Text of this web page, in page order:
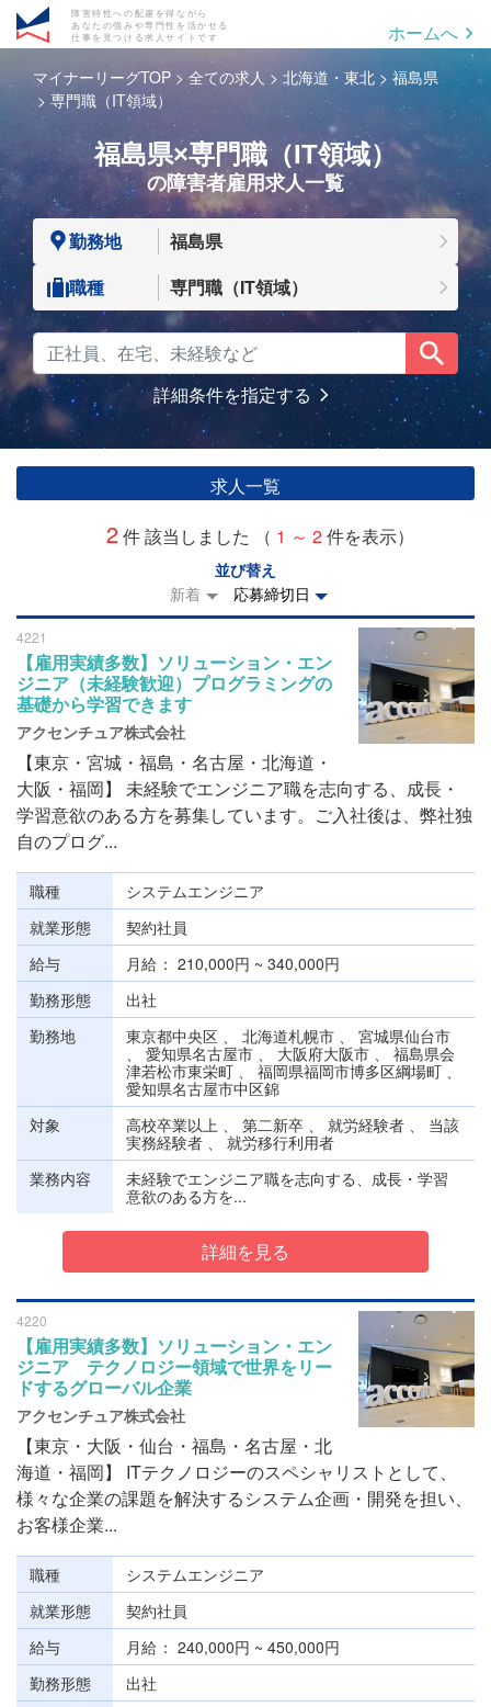
障害特性への配慮を得ながら
あなたの強みや専門性を活かせる
仕事を見つける求人サイトです
ホームへ
マイナーリーグTOP 全ての求人 北海道・東北
福島県
専門職（IT領域）
福島県×専門職（IT領域）
の障害者雇用求人一覧
勤務地
福島県
職種
専門職（IT領域）
詳細条件を指定する
求人一覧
2件 該当しました （ 1 ～ 2件を表示）
並び替え
新着
応募締切日
4221
【雇用実績多数】ソリューション・エン
ジニア（未経験歓迎）プログラミングの
基礎から学習できます
アクセンチュア株式会社
【東京・宮城・福島・名古屋・北海道・
大阪・福岡】 未経験でエンジニア職を志向する、成長・
学習意欲のある方を募集しています。ご入社後は、弊社独
自のプログ...
職種
システムエンジニア
就業形態
契約社員
給与
月給
210,000円 ~ 340,000円
勤務形態
出社
勤務地
東京都中央区 、 北海道札幌市 、 宮城県仙台市
、 愛知県名古屋市 、 大阪府大阪市 、 福島県会
津若松市東栄町 、 福岡県福岡市博多区綱場町 、
愛知県名古屋市中区錦
対象
高校卒業以上 、 第二新卒 、 就労経験者 、 当該
実務経験者 、 就労移行利用者
業務内容
未経験でエンジニア職を志向する、成長・学習
意欲のある方を...
詳細を見る
4220
【雇用実績多数】ソリューション・エン
ジニア テクノロジー領域で世界をリー
ドするグローバル企業
アクセンチュア株式会社
【東京・大阪・仙台・福島・名古屋・北
海道・福岡】 ITテクノロジーのスペシャリストとして、
様々な企業の課題を解決するシステム企画・開発を担い、
お客様企業...
職種
システムエンジニア
就業形態
契約社員
給与
月給
240,000円 ~ 450,000円
勤務形態
出社